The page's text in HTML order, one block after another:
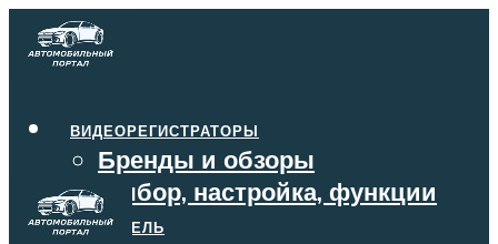
ВИДЕОРЕГИСТРАТОРЫ
Бренды и обзоры
Выбор, настройка, функции
ДВИГАТЕЛЬ